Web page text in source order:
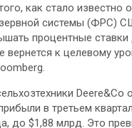
как стало известно
системы (ФРС)
процентные ставки
вернется к целевому
Deere&Co
в третьем
до $1,88 млрд. Это